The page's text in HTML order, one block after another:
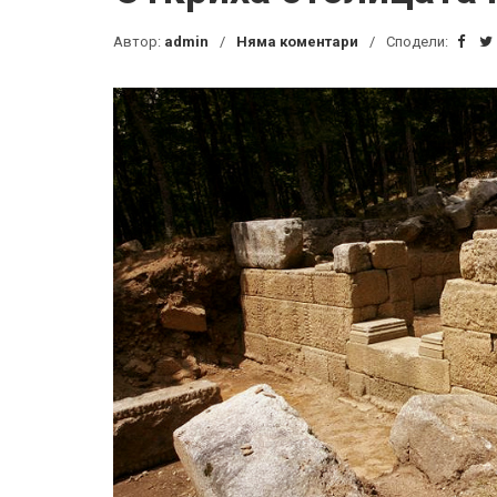
Автор: admin Няма коментари Сподели: